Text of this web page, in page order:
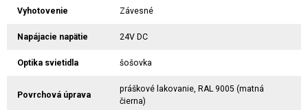
Vyhotovenie Závesné
Napájacie napätie 24V DC
Optika svietidla šošovka
Povrchová úprava
práškové lakovanie, RAL 9005 (matná
čierna)